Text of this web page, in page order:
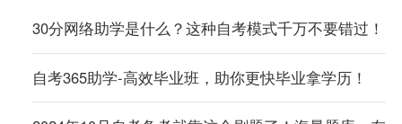
30分网络助学是什么？这种自考模式千万不要错过！
自考365助学-高效毕业班，助你更快毕业拿学历！